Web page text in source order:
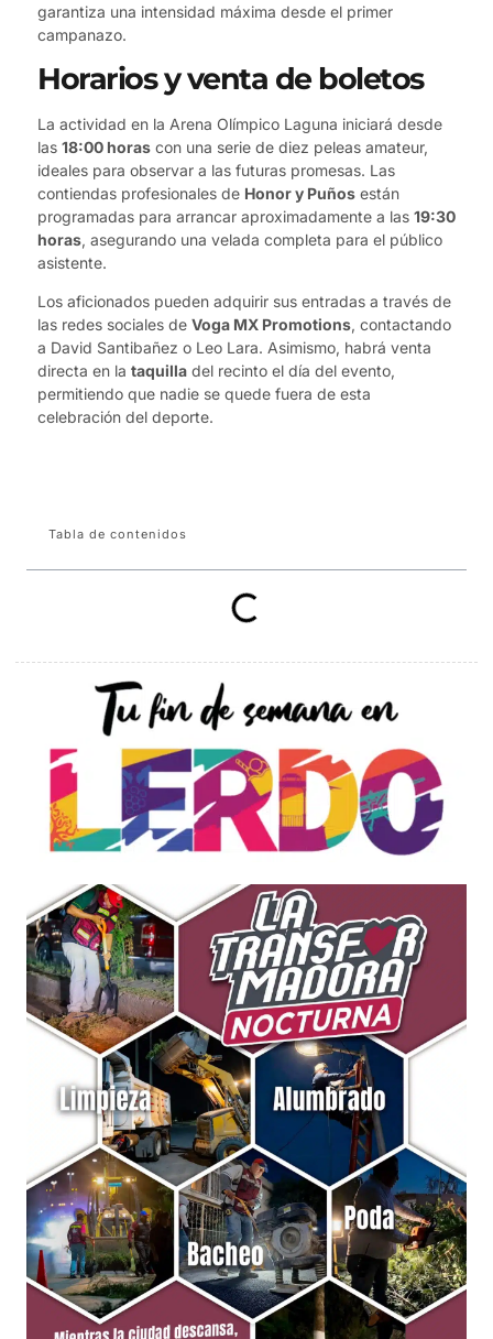
garantiza una intensidad máxima desde el primer
campanazo.
Horarios y venta de boletos
La actividad en la Arena Olímpico Laguna iniciará desde
las 18:00 horas con una serie de diez peleas amateur,
ideales para observar a las futuras promesas. Las
contiendas profesionales de Honor y Puños están
programadas para arrancar aproximadamente a las 19:30
horas, asegurando una velada completa para el público
asistente.
Los aficionados pueden adquirir sus entradas a través de
las redes sociales de Voga MX Promotions, contactando
a David Santibañez o Leo Lara. Asimismo, habrá venta
directa en la taquilla del recinto el día del evento,
permitiendo que nadie se quede fuera de esta
celebración del deporte.
Tabla de contenidos